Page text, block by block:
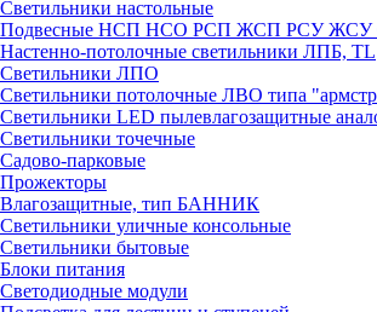
Светильники настольные
Подвесные НСП НСО РСП ЖСП РСУ
Настенно-потолочные светильники ЛПБ, TL
Светильники ЛПО
Светильники потолочные ЛВО типа
Светильники LED пылевлагозащитные
Светильники точечные
Садово-парковые
Прожекторы
Влагозащитные, тип БАННИК
Светильники уличные консольные
Светильники бытовые
Блоки питания
Светодиодные модули